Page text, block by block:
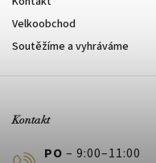
Velkoobchod
Soutěžíme a vyhráváme
Kontakt
PO – 9:00–11:00